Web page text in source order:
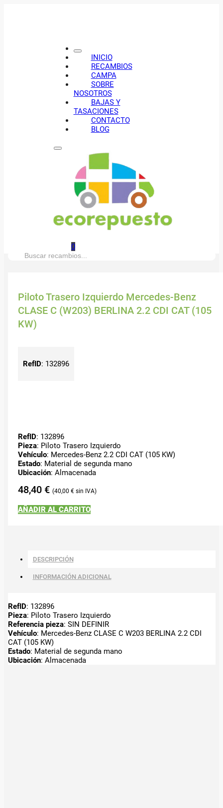
INICIO
RECAMBIOS
CAMPA
SOBRE
NOSOTROS
BAJAS Y
TASACIONES
CONTACTO
BLOG
0
Buscar:
Piloto Trasero Izquierdo Mercedes-Benz
CLASE C (W203) BERLINA 2.2 CDI CAT (105
KW)
RefID: 132896
RefID: 132896
Pieza: Piloto Trasero Izquierdo
Vehículo: Mercedes-Benz 2.2 CDI CAT (105 KW)
Estado: Material de segunda mano
Ubicación: Almacenada
48,40 € 40,00 €
AÑADIR AL CARRITO
DESCRIPCIÓN
INFORMACIÓN ADICIONAL
RefID: 132896
Pieza: Piloto Trasero Izquierdo
Referencia pieza: SIN DEFINIR
Vehículo: Mercedes-Benz CLASE C W203 BERLINA 2.2 CDI
CAT (105 KW)
Estado: Material de segunda mano
Ubicación: Almacenada